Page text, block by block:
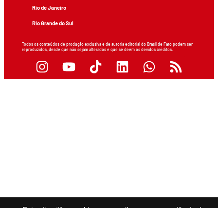
Rio de Janeiro
Rio Grande do Sul
Todos os conteúdos de produção exclusiva e de autoria editorial do Brasil de Fato podem ser
reproduzidos, desde que não sejam alterados e que se deem os devidos créditos.